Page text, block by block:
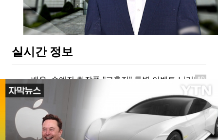
실시간 정보
AD